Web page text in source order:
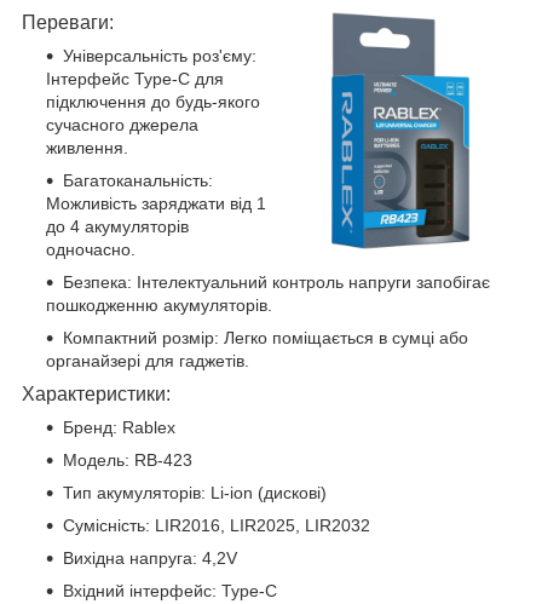
Переваги:
Універсальність роз'єму:
Інтерфейс Type-C для
підключення до будь-якого
сучасного джерела
живлення.
Багатоканальність:
Можливість заряджати від 1
до 4 акумуляторів
одночасно.
Безпека: Інтелектуальний контроль напруги запобігає
пошкодженню акумуляторів.
Компактний розмір: Легко поміщається в сумці або
органайзері для гаджетів.
Характеристики:
Бренд: Rablex
Модель: RB-423
Тип акумуляторів: Li-ion (дискові)
Сумісність: LIR2016, LIR2025, LIR2032
Вихідна напруга: 4,2V
Вхідний інтерфейс: Type-C